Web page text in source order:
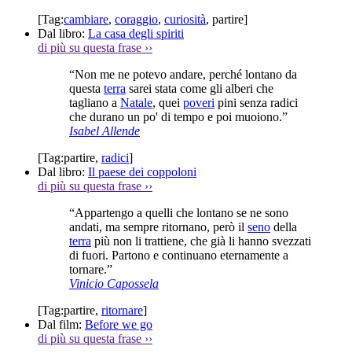
[Tag:cambiare, coraggio, curiosità, partire]
Dal libro: La casa degli spiriti
di più su questa frase ››
“Non me ne potevo andare, perché lontano da
questa terra sarei stata come gli alberi che
tagliano a Natale, quei poveri pini senza radici
che durano un po' di tempo e poi muoiono.”
Isabel Allende
[Tag:partire, radici]
Dal libro: Il paese dei coppoloni
di più su questa frase ››
“Appartengo a quelli che lontano se ne sono
andati, ma sempre ritornano, però il seno della
terra più non li trattiene, che già li hanno svezzati
di fuori. Partono e continuano eternamente a
tornare.”
Vinicio Capossela
[Tag:partire, ritornare]
Dal film: Before we go
di più su questa frase ››